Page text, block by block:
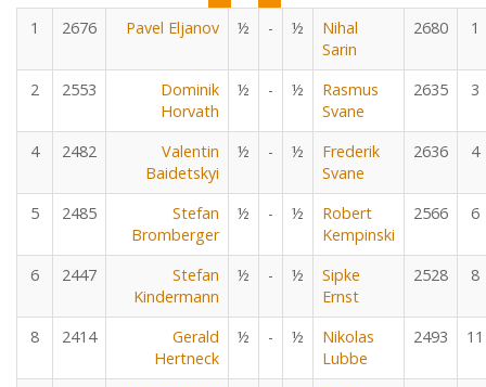
1
2676 Pavel Eljanov ½ - ½
Nihal
Sarin
2680 1
2 2553
Dominik
Horvath
½ - ½
Rasmus
Svane
2635 3
4 2482
Valentin
Baidetskyi
½ - ½
Frederik
Svane
2636 4
5 2485
Stefan
Bromberger
½ - ½
Robert
Kempinski
2566 6
6 2447
Stefan
Kindermann
½ - ½
Sipke
Ernst
2528 8
8 2414
Gerald
Hertneck
½ - ½
Nikolas
Lubbe
2493 11